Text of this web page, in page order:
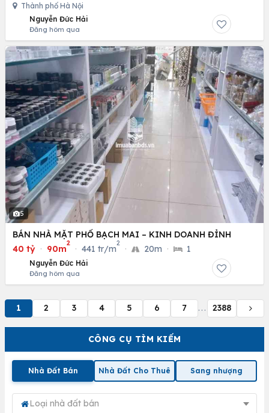
CÔNG CỤ TÌM KIẾM
Nhà Đất Bán Nhà Đất Cho Thuê Sang nhượng
Loại nhà đất bán
Thành phố Hà Nội
Nguyễn Đức Hải
Đăng hôm qua
5
BÁN NHÀ MẶT PHỐ BẠCH MAI – KINH DOANH ĐỈNH
40 tỷ · 90m
2
· 441 tr/m
2
· 20m · 1
Nguyễn Đức Hải
Đăng hôm qua
1 2 3 4 5 6 7 ... 2388